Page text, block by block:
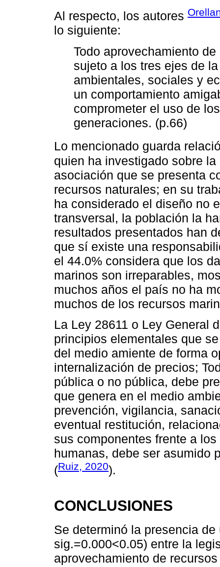
Al respecto, los autores
lo siguiente:
Todo aprovechamiento
sujeto a los tres ejes de
ambientales, sociales y
un comportamiento
comprometer el uso de
generaciones. (p.66)
Lo mencionado guarda
quien ha investigado sobre
asociación que se presenta
recursos naturales; en su
ha considerado el diseño no
transversal, la población la
resultados presentados han
que sí existe una
el 44.0% considera que los
marinos son irreparables,
muchos años el país no ha
muchos de los recursos
La Ley 28611 o Ley General
principios elementales que
del medio amiente de forma
internalización de precios;
pública o no pública, debe
que genera en el medio
prevención, vigilancia,
eventual restitución,
sus componentes frente a
humanas, debe ser asumido
(Ruiz, 2020).
CONCLUSIONES
Se determinó la presencia
sig.=0.000<0.05) entre la
aprovechamiento de